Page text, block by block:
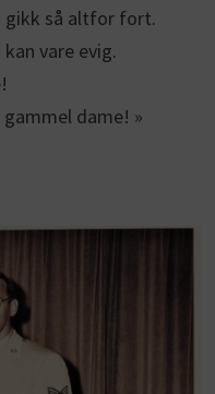
gikk så altfor fort.
vare evig.
dame! »